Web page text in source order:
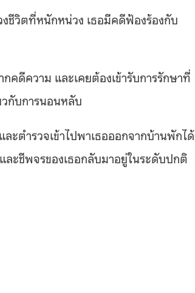
ชีวิตที่หนักหน่วง เธอมีคดีฟ้องร้องกับ
คดีความ และเคยต้องเข้ารับการรักษาที่
วกับการนอนหลับ
ะตำรวจเข้าไปพาเธอออกจากบ้านพักได้
ะชีพจรของเธอกลับมาอยู่ในระดับปกติ